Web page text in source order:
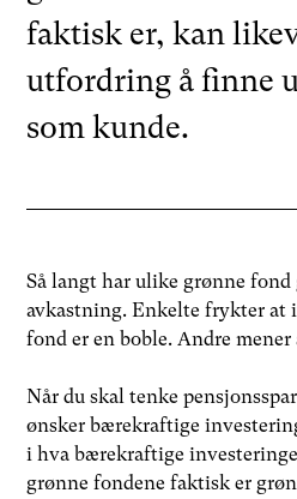
faktisk er, kan
utfordring å finne
som kunde.
Så langt har ulike grønne
avkastning. Enkelte frykter at
fond er en boble. Andre
Når du skal tenke
ønsker bærekraftige
i hva bærekraftige
grønne fondene faktisk er